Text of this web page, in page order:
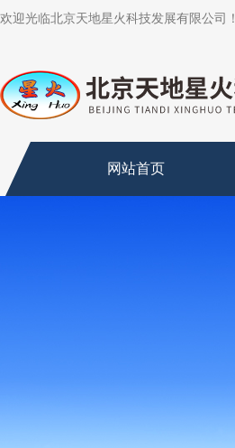
欢迎光临北京天地星火科技发展有限公司！
网站首页